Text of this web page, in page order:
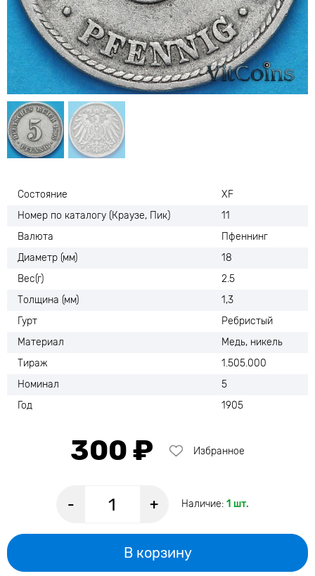
Состояние
XF
Номер по каталогу (Краузе, Пик)
11
Валюта
Пфеннинг
Диаметр (мм)
18
Вес(г)
2.5
Толщина (мм)
1,3
Гурт
Ребристый
Материал
Медь, никель
Тираж
1.505.000
Номинал
5
Год
1905
300 ₽ Избранное
- + Наличие: 1 шт.
В корзину